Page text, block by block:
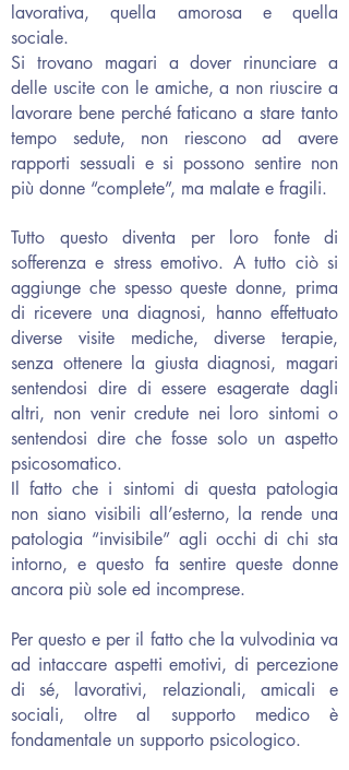
lavorativa, quella amorosa e quella
sociale.
Si trovano magari a dover rinunciare a
delle uscite con le amiche, a non riuscire a
lavorare bene perché faticano a stare tanto
tempo sedute, non riescono ad avere
rapporti sessuali e si possono sentire non
più donne “complete”, ma malate e fragili.
Tutto questo diventa per loro fonte di
sofferenza e stress emotivo. A tutto ciò si
aggiunge che spesso queste donne, prima
di ricevere una diagnosi, hanno effettuato
diverse visite mediche, diverse terapie,
senza ottenere la giusta diagnosi, magari
sentendosi dire di essere esagerate dagli
altri, non venir credute nei loro sintomi o
sentendosi dire che fosse solo un aspetto
psicosomatico.
Il fatto che i sintomi di questa patologia
non siano visibili all’esterno, la rende una
patologia “invisibile” agli occhi di chi sta
intorno, e questo fa sentire queste donne
ancora più sole ed incomprese.
Per questo e per il fatto che la vulvodinia va
ad intaccare aspetti emotivi, di percezione
di sé, lavorativi, relazionali, amicali e
sociali, oltre al supporto medico è
fondamentale un supporto psicologico.